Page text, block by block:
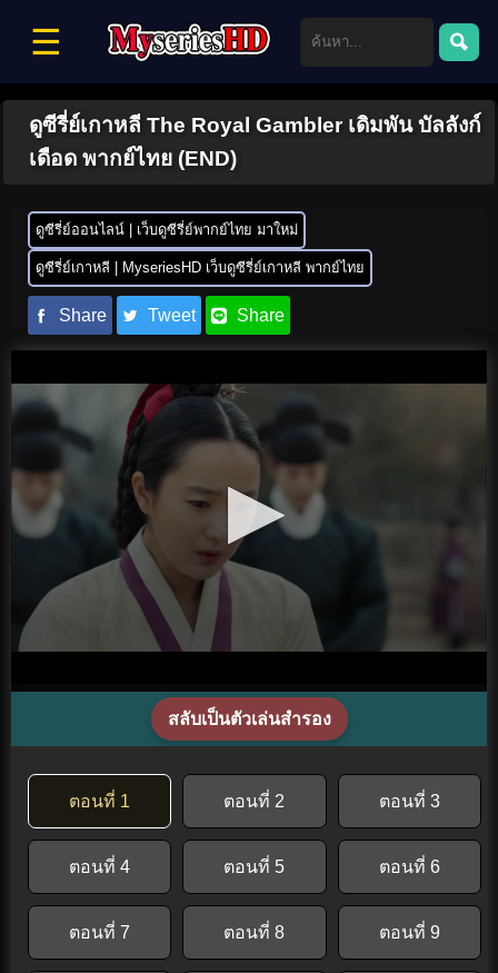
☰
ดูซีรี่ย์เกาหลี The Royal Gambler เดิมพัน บัลลังก์
เดือด พากย์ไทย (END)
ดูซีรี่ย์ออนไลน์ | เว็บดูซีรี่ย์พากย์ไทย มาใหม่
ดูซีรี่ย์เกาหลี | MyseriesHD เว็บดูซีรี่ย์เกาหลี พากย์ไทย
Share Tweet Share
สลับเป็นตัวเล่นสำรอง
ตอนที่ 1 ตอนที่ 2 ตอนที่ 3
ตอนที่ 4 ตอนที่ 5 ตอนที่ 6
ตอนที่ 7 ตอนที่ 8 ตอนที่ 9